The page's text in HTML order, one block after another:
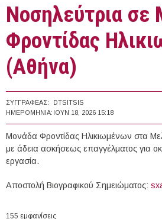
Νοσηλεύτρια σε
Φροντίδας
(Αθήνα)
ΣΥΓΓΡΑΦΈΑΣ:
DTSITSIS
ΗΜΕΡΟΜΗΝΊΑ: ΙΟΥΝ 18, 2026 15:18
Μονάδα Φροντίδας Ηλικιωμένων στα
με άδεια ασκήσεως επαγγέλματος για
εργασία.
Αποστολή Βιογραφικού Σημειώματος:
155 εμφανίσεις